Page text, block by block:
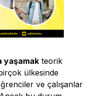
yaşamak teorik
ülkesinde
ve çalışanlar